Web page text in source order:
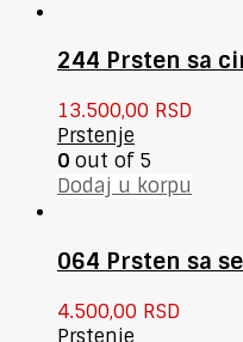
244 Prsten sa
13.500,00 RSD
Prstenje
0 out of 5
Dodaj u korpu
064 Prsten sa
4.500,00 RSD
Prstenje